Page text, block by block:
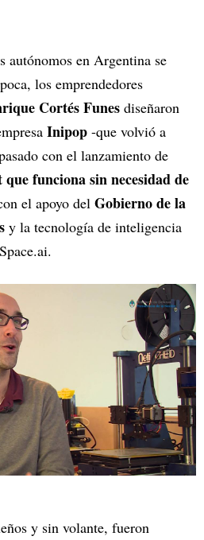
autónomos en Argentina se
los emprendedores
Cortés Funes diseñaron
Inipop -que volvió a
con el lanzamiento de
funciona sin necesidad de
el apoyo del Gobierno de la
y la tecnología de inteligencia
y sin volante, fueron